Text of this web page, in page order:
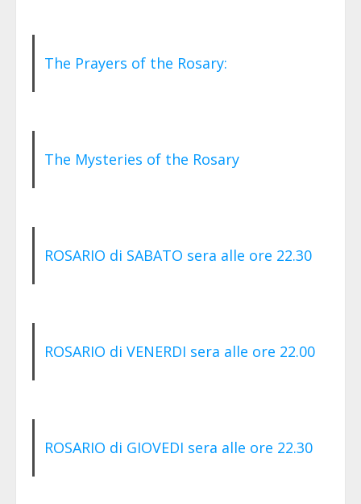
The Prayers of the Rosary:
The Mysteries of the Rosary
ROSARIO di SABATO sera alle ore 22.30
ROSARIO di VENERDI sera alle ore 22.00
ROSARIO di GIOVEDI sera alle ore 22.30